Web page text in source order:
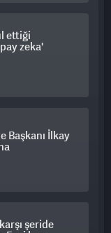
ettiği
zeka'
Başkanı İlkay
şeride